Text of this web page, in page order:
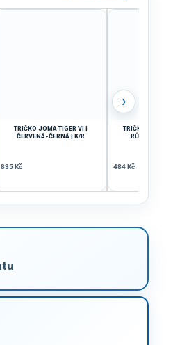
TRIČKO JOMA TIGER VI |
ČERVENÁ-ČERNÁ | K/R
835 Kč
TRIČKO JOMA
RŮŽOVÁ-
484 Kč
›